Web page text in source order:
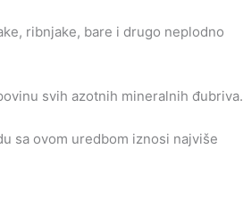
ribnjake, bare i drugo neplodno
svih azotnih mineralnih đubriva.
sa ovom uredbom iznosi najviše